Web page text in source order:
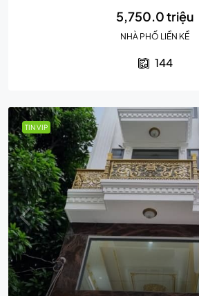
5,750.0 triệu
NHÀ PHỐ LIỀN KỀ
144
TIN VIP